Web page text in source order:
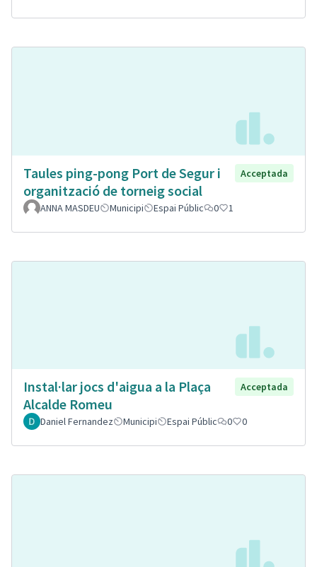
Taules ping-pong Port de Segur i
organització de torneig social
Acceptada
ANNA MASDEU Municipi Espai Públic 0 1
Instal·lar jocs d'aigua a la Plaça
Alcalde Romeu
Acceptada
Daniel Fernandez Municipi Espai Públic 0 0